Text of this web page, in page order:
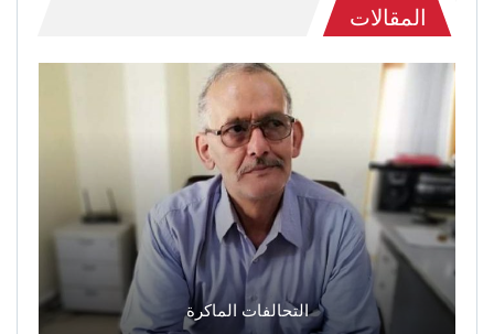
المقالات
التحالفات الماكرة